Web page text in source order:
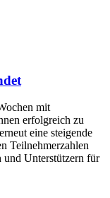
mit
erfolgreich zu
eine steigende
Teilnehmerzahlen
und Unterstützern für